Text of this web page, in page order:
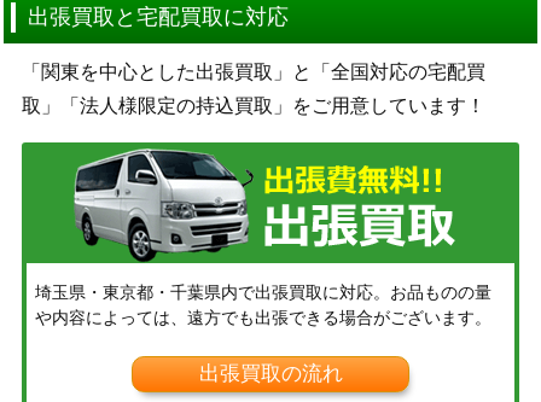
出張買取と宅配買取に対応
「関東を中心とした出張買取」と「全国対応の宅配買
取」「法人様限定の持込買取」をご用意しています！
埼玉県・東京都・千葉県内で出張買取に対応。お品ものの量
や内容によっては、遠方でも出張できる場合がございます。
出張買取の流れ